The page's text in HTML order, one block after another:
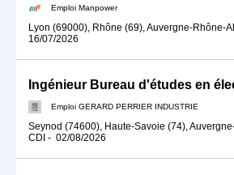
Emploi Manpower
Lyon (69000), Rhône (69), Auvergne-Rhône-
16/07/2026
Emploi GERARD PERRIER INDUSTRIE
Seynod (74600), Haute-Savoie (74),
CDI - 02/08/2026